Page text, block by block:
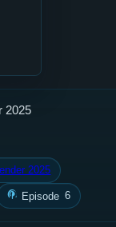
2025
2025
podcasts Episode 6